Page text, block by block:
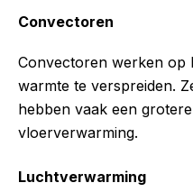
Convectoren
Convectoren werken op
warmte te verspreiden.
hebben vaak een
vloerverwarming.
Luchtverwarming